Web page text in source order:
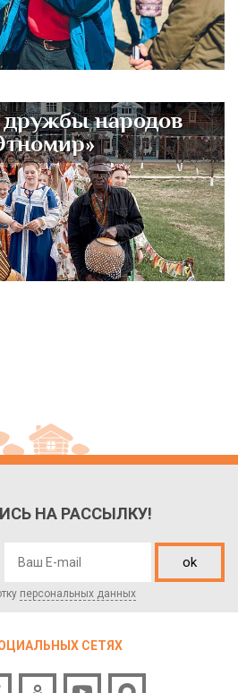
народов
НА РАССЫЛКУ!
ok
персональных данных
СЕТЯХ